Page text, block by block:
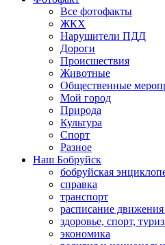
Все фотофакты
ЖКХ
Нарушители ПДД
Дороги
Происшествия
Животные
Общественные
Мой город
Природа
Культура
Спорт
Разное
Наш Бобруйск
бобруйская
справка
транспорт
расписание движения
здоровье, спорт,
экономика